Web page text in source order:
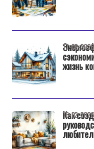
жизнь
17-02-2026
Как
16-02-2026